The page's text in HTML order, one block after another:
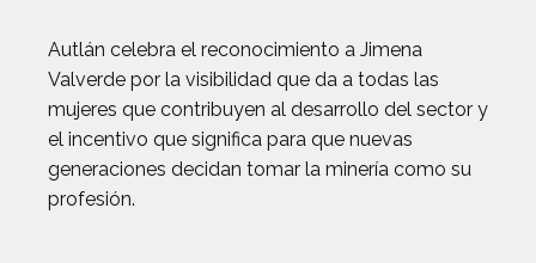
Autlán celebra el reconocimiento a Jimena
Valverde por la visibilidad que da a todas las
mujeres que contribuyen al desarrollo del sector y
el incentivo que significa para que nuevas
generaciones decidan tomar la minería como su
profesión.